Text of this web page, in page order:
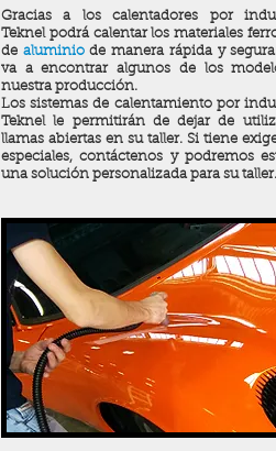
Gracias a los calentadores por
Teknel podrá calentar los materiales
de aluminiode manera rápida y
va a encontrar algunos de los
nuestra producción.
Los sistemas de calentamiento por
Teknel le permitirán de dejar de
llamas abiertas en su taller. Si tiene
especiales, contáctenos y podremos
una solución personalizada para su taller.